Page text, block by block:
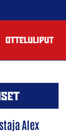
OTTELULIPUT
Alex